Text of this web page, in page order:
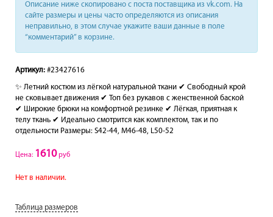
Описание ниже скопировано с поста поставщика из vk.com. На
сайте размеры и цены часто определяются из описания
неправильно, в этом случае укажите ваши данные в поле
“комментарий” в корзине.
Артикул: #23427616
✨ Летний костюм из лёгкой натуральной ткани ✔ Свободный крой
не сковывает движения ✔ Топ без рукавов с женственной баской
✔ Широкие брюки на комфортной резинке ✔ Лёгкая, приятная к
телу ткань ✔ Идеально смотрится как комплектом, так и по
отдельности Размеры: S42-44, M46-48, L50-52
Цена: 1610руб
Нет в наличии.
Таблица размеров